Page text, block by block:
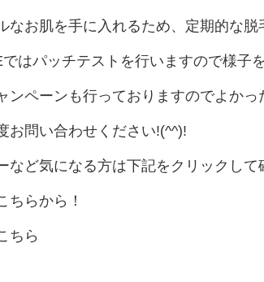
なお肌を手に入れるため、定期的な
ではパッチテストを行いますので様
ンペーンも行っておりますのでよか
お問い合わせください!(^^)!
など気になる方は下記をクリックし
ちらから！
ちら